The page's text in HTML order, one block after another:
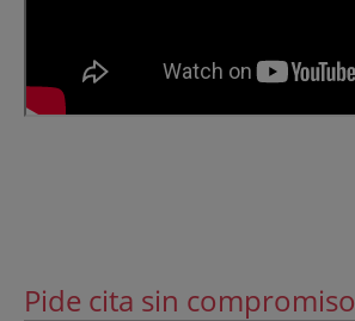
Pide cita sin compromiso